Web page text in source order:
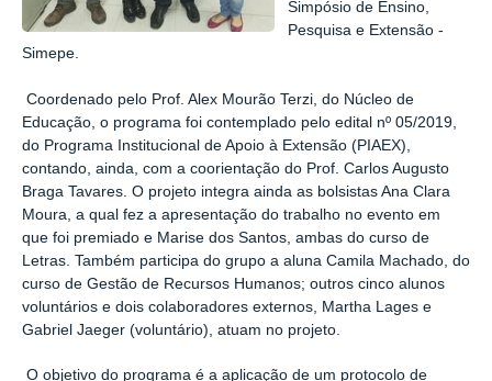
Simpósio de Ensino,
Pesquisa e Extensão -
Simepe.
Coordenado pelo Prof. Alex Mourão Terzi, do Núcleo de
Educação, o programa foi contemplado pelo edital nº 05/2019,
do Programa Institucional de Apoio à Extensão (PIAEX),
contando, ainda, com a coorientação do Prof. Carlos Augusto
Braga Tavares. O projeto integra ainda as bolsistas Ana Clara
Moura, a qual fez a apresentação do trabalho no evento em
que foi premiado e Marise dos Santos, ambas do curso de
Letras. Também participa do grupo a aluna Camila Machado, do
curso de Gestão de Recursos Humanos; outros cinco alunos
voluntários e dois colaboradores externos, Martha Lages e
Gabriel Jaeger (voluntário), atuam no projeto.
O objetivo do programa é a aplicação de um protocolo de